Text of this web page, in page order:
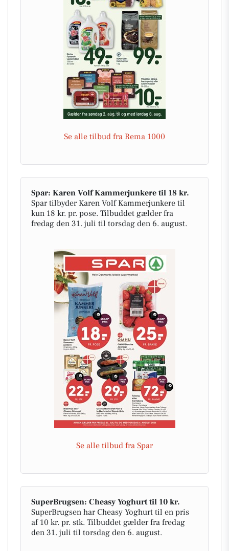
Se alle tilbud fra Rema 1000
Spar: Karen Volf Kammerjunkere til 18 kr.
Spar tilbyder Karen Volf Kammerjunkere til
kun 18 kr. pr. pose. Tilbuddet gælder fra
fredag den 31. juli til torsdag den 6. august.
Se alle tilbud fra Spar
SuperBrugsen: Cheasy Yoghurt til 10 kr.
SuperBrugsen har Cheasy Yoghurt til en pris
af 10 kr. pr. stk. Tilbuddet gælder fra fredag
den 31. juli til torsdag den 6. august.